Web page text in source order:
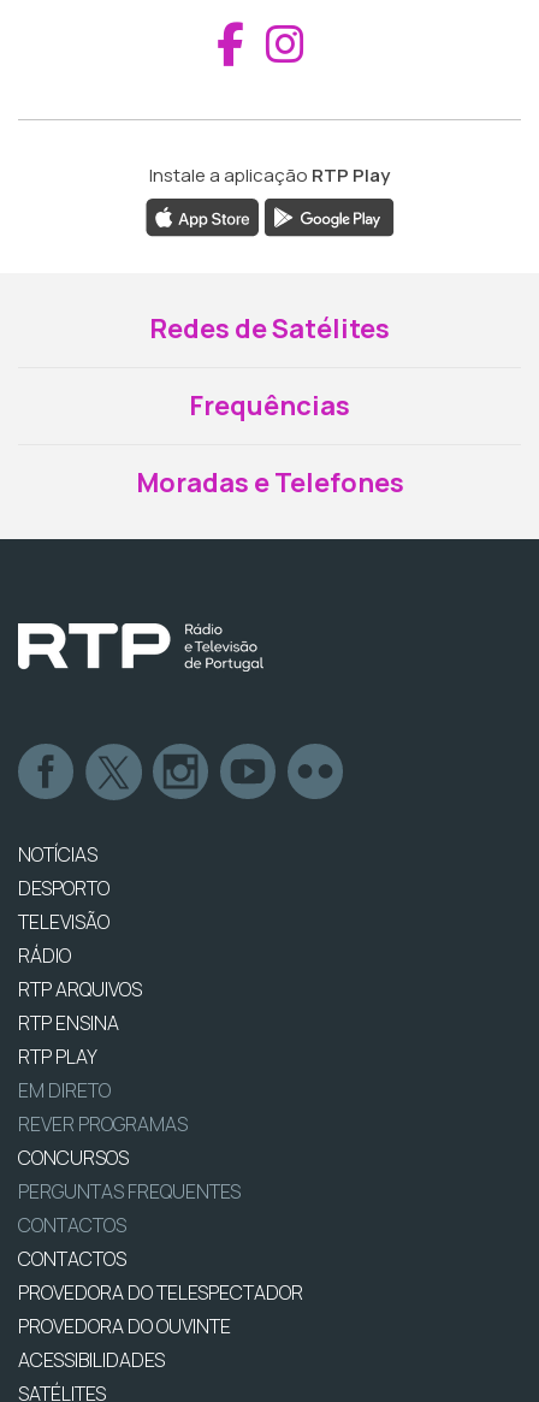
Aceder ao
Instale a aplicação RTP Play
Redes de Satélites
Frequências
Moradas e Telefones
NOTÍCIAS
DESPORTO
TELEVISÃO
RÁDIO
RTP ARQUIVOS
RTP ENSINA
RTP PLAY
EM DIRETO
REVER PROGRAMAS
CONCURSOS
PERGUNTAS FREQUENTES
CONTACTOS
CONTACTOS
PROVEDORA DO TELESPECTADOR
PROVEDORA DO OUVINTE
ACESSIBILIDADES
SATÉLITES